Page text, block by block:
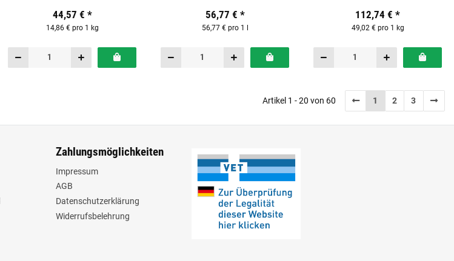
44,57 € *
14,86 € pro 1 kg
56,77 € *
56,77 € pro 1 l
112,74 € *
49,02 € pro 1 kg
Artikel 1 - 20 von 60 1 2 3
Zahlungsmöglichkeiten
Impressum
AGB
Datenschutzerklärung
Widerrufsbelehrung